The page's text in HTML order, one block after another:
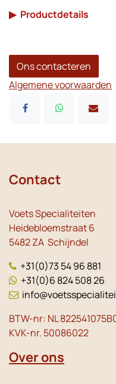
▶ Productdetails
Ons contacteren
Algemene voorwaarden
Contact
Voets Specialiteiten
Heidebloemstraat 6
5482 ZA Schijndel
+31(0)73 54 96 881
+31(0)6 824 508 26
BTW-nr: NL
KVK-nr. 50086022
Over ons